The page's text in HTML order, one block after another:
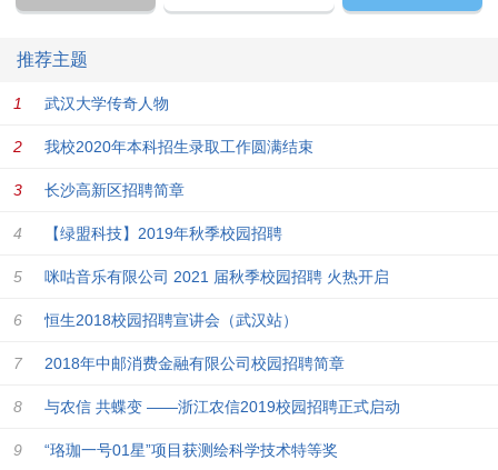
推荐主题
武汉大学传奇人物
我校2020年本科招生录取工作圆满结束
长沙高新区招聘简章
【绿盟科技】2019年秋季校园招聘
咪咕音乐有限公司 2021 届秋季校园招聘 火热开启
恒生2018校园招聘宣讲会（武汉站）
2018年中邮消费金融有限公司校园招聘简章
与农信 共蝶变 ——浙江农信2019校园招聘正式启动
“珞珈一号01星”项目获测绘科学技术特等奖